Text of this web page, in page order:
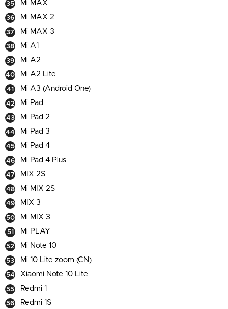
Mi MAX
Mi MAX 2
Mi MAX 3
Mi A1
Mi A2
Mi A2 Lite
Mi A3 (Android One)
Mi Pad
Mi Pad 2
Mi Pad 3
Mi Pad 4
Mi Pad 4 Plus
MIX 2S
Mi MIX 2S
MIX 3
Mi MIX 3
Mi PLAY
Mi Note 10
Mi 10 Lite zoom (CN)
Xiaomi Note 10 Lite
Redmi 1
Redmi 1S